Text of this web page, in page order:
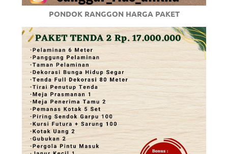
PONDOK RANGGON HARGA PAKET